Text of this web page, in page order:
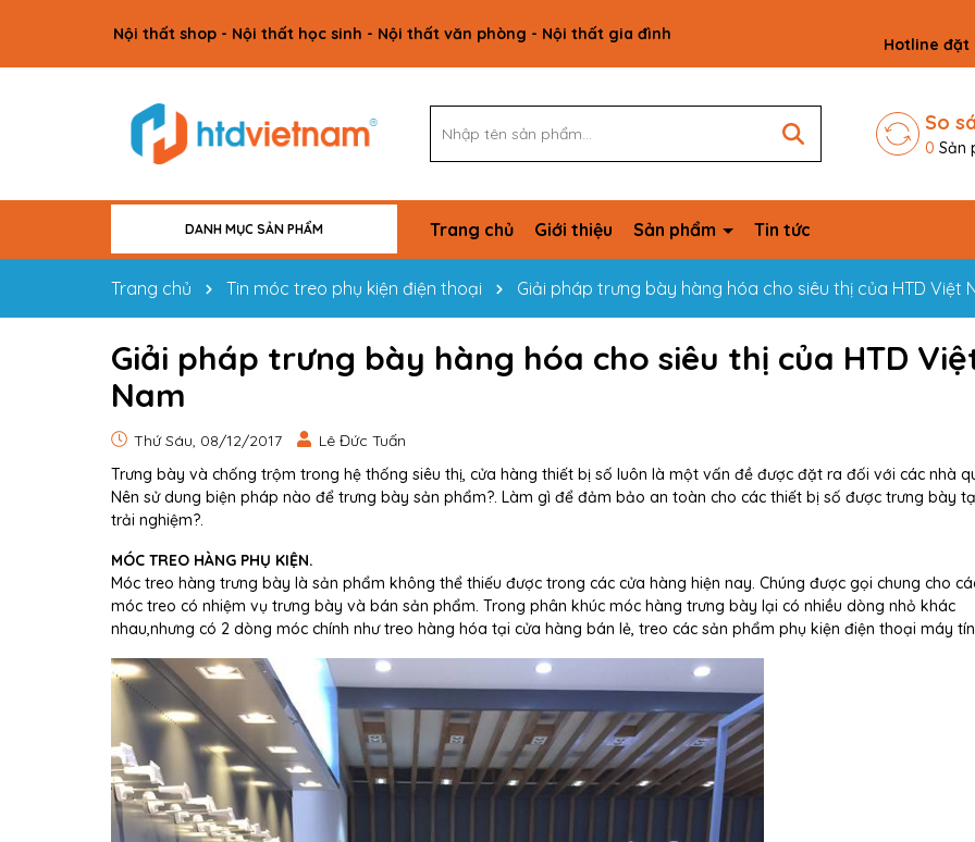
Nội thất shop - Nội thất học sinh - Nội thất văn phòng - Nội thất gia đình
Hotline đặt
So
0 Sản
DANH MỤC SẢN PHẨM Trang chủ Giới thiệu Sản phẩm Tin tức
Trang chủ Tin móc treo phụ kiện điện thoại Giải pháp trưng bày hàng hóa cho siêu thị của HTD Việt
Giải pháp trưng bày hàng hóa cho siêu thị của HTD
Nam
Thứ Sáu, 08/12/2017
Lê Đức Tuấn
Trưng bày và chống trộm trong hệ thống siêu thị, cửa hàng thiết bị số luôn là một vấn đề được đặt ra đối với các nhà
Nên sử dung biện pháp nào để trưng bày sản phẩm?. Làm gì để đảm bảo an toàn cho các thiết bị số được trưng bày
trải nghiệm?.
MÓC TREO HÀNG PHỤ KIỆN.
Móc treo hàng trưng bày là sản phẩm không thể thiếu được trong các cửa hàng hiện nay. Chúng được gọi chung cho
móc treo có nhiệm vụ trưng bày và bán sản phẩm. Trong phân khúc móc hàng trưng bày lại có nhiều dòng nhỏ khác
nhau,nhưng có 2 dòng móc chính như treo hàng hóa tại cửa hàng bán lẻ, treo các sản phẩm phụ kiện điện thoại máy